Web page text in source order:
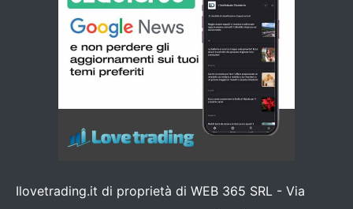
Ilovetrading.it di proprietà di WEB 365 SRL - Via